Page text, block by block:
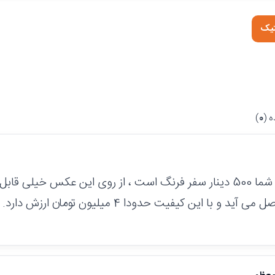
(
0
)
سلام ، سکه شما 500 دینار سفر فرنگ است ، از روی این عکس
و با این کیفیت حدودا 4 میلیون تومان ارزش دارد.